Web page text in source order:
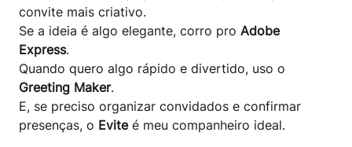
convite mais criativo.
Se a ideia é algo elegante, corro pro Adobe
Express.
Quando quero algo rápido e divertido, uso o
Greeting Maker.
E, se preciso organizar convidados e confirmar
presenças, o Eviteé meu companheiro ideal.